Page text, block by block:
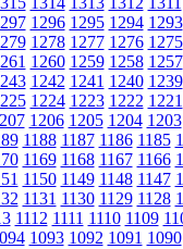
1296 1295 1294 1293
1278 1277 1276 1275
1260 1259 1258 1257
1242 1241 1240 1239
1224 1223 1222 1221
1206 1205 1204 1203
1188 1187 1186 1185
1169 1168 1167 1166
1150 1149 1148 1147
1131 1130 1129 1128
1112 1111 1110 1109
1093 1092 1091 1090